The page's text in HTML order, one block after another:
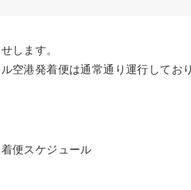
します。
空港発着便は通常通り運行してお
便スケジュール